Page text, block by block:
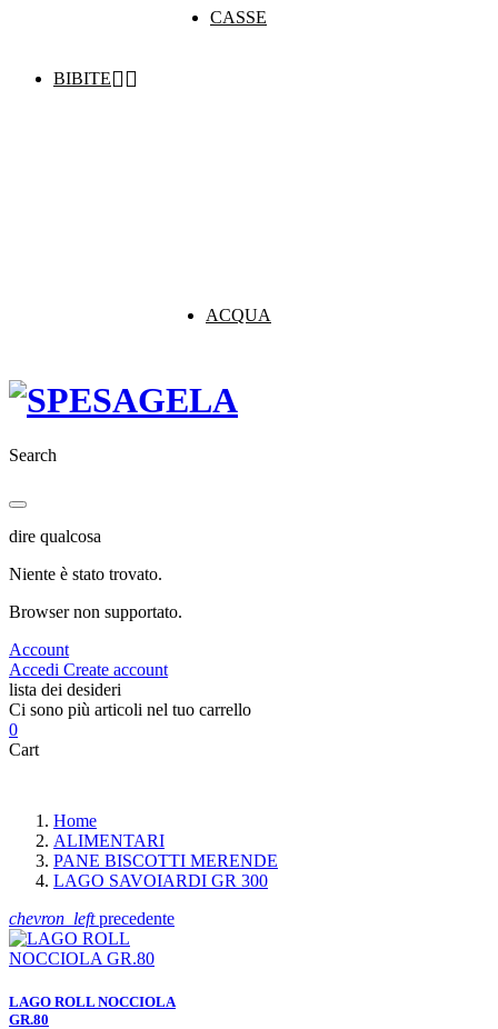
CASSE
BIBITE
ACQUA
Search
dire qualcosa
Niente è stato trovato.
Browser non supportato.
Account
Accedi Create account
lista dei desideri
Ci sono più articoli nel tuo carrello
0
Cart
Home
ALIMENTARI
PANE BISCOTTI MERENDE
LAGO SAVOIARDI GR 300
chevron_leftprecedente
LAGO ROLL NOCCIOLA
GR.80